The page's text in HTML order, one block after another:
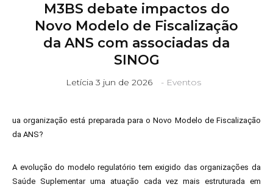
M3BS debate impactos do
Novo Modelo de Fiscalização
da ANS com associadas da
SINOG
Letícia 3 jun de 2026 - Eventos
ua organização está preparada para o Novo Modelo de Fiscalização
da ANS?
A evolução do modelo regulatório tem exigido das organizações da
Saúde Suplementar uma atuação cada vez mais estruturada em